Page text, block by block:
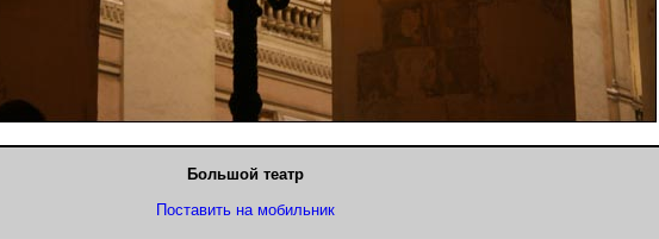
Большой театр
Поставить на мобильник